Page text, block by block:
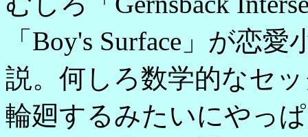
「Boy's Surface」が恋
説。何しろ数学的なセ
輪廻するみたいにやっ